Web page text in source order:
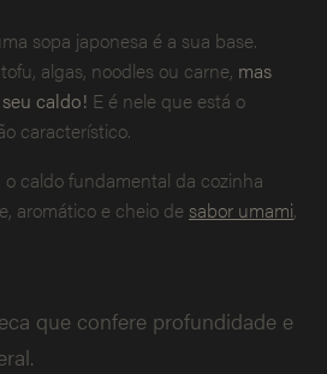
sopa japonesa é a sua base.
algas, noodles ou carne, mas
caldo! E é nele que está o
característico.
caldo fundamental da cozinha
aromático e cheio de sabor umami,
que confere profundidade e